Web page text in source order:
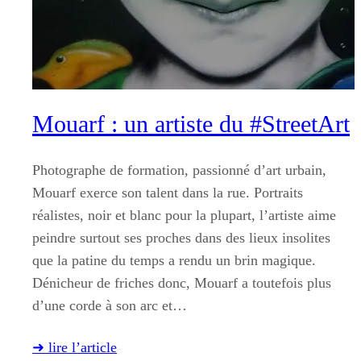
Mouarf : un artiste du #StreetArt
Photographe de formation, passionné d’art urbain,
Mouarf exerce son talent dans la rue. Portraits
réalistes, noir et blanc pour la plupart, l’artiste aime
peindre surtout ses proches dans des lieux insolites
que la patine du temps a rendu un brin magique.
Dénicheur de friches donc, Mouarf a toutefois plus
d’une corde à son arc et…
➜ lire l’article